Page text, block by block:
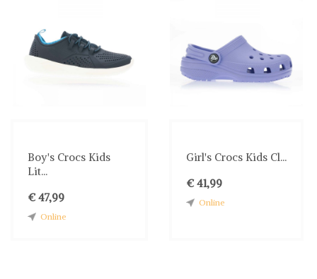
Boy's Crocs Kids
Lit...
€ 47,99
Online
Girl's Crocs Kids Cl...
€ 41,99
Online